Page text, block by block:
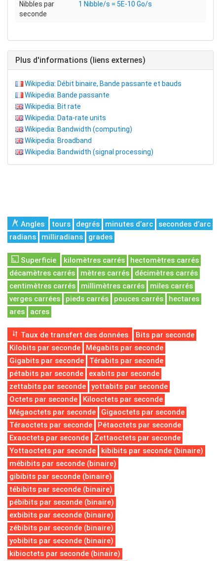
Nibbles par
seconde
1 Nibble/s = 5E-10 Go/s
Plus d'informations (liens externes)
Wikipedia: Débit binaire, Bande passante et bauds
Wikipedia: Bande passante
Wikipedia: Bit rate
Wikipedia: Data-rate units
Wikipedia: Bandwidth (computing)
Wikipedia: Broadband
Wikipedia: Bandwidth (signal processing)
Angles tours degrés minutes d’arc
secondes d’arc
radians
milliradians grades
Superficie kilomètres carrés
hectomètres carrés
décamètres carrés
mètres carrés
décimètres carrés
centimètres carrés
millimètres carrés
miles carrés
verges carrées
pieds carrés pouces carrés
hectares
ares
acres
Taux de transfert des données
Bits par seconde
Kilobits par seconde
Mégabits par seconde
Gigabits par seconde
Térabits par seconde
pétabits par seconde
exabits par seconde
zettabits par seconde
yottabits par seconde
Octets par seconde
Kilooctets par seconde
Mégaoctets par seconde
Gigaoctets par seconde
Téraoctets par seconde
Pétaoctets par seconde
Exaoctets par seconde
Zettaoctets par seconde
Yottaoctets par seconde
kibibits par seconde (binaire)
mébibits par seconde (binaire)
gibibits par seconde (binaire)
tébibits par seconde (binaire)
pébibits par seconde (binaire)
exbibits par seconde (binaire)
zébibits par seconde (binaire)
yobibits par seconde (binaire)
kibioctets par seconde (binaire)